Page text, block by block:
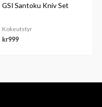
GSI Santoku Kniv Set
Kokeutstyr
kr999